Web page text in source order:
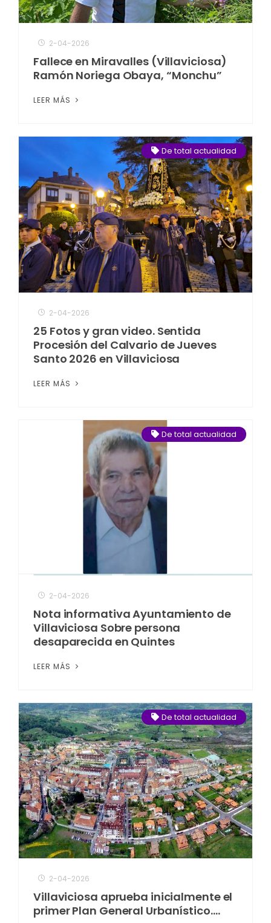
2-04-2026
Fallece en Miravalles (Villaviciosa)
Ramón Noriega Obaya, “Monchu”
LEER MÁS
De total actualidad
2-04-2026
25 Fotos y gran video. Sentida
Procesión del Calvario de Jueves
Santo 2026 en Villaviciosa
LEER MÁS
De total actualidad
2-04-2026
Nota informativa Ayuntamiento de
Villaviciosa Sobre persona
desaparecida en Quintes
LEER MÁS
De total actualidad
2-04-2026
Villaviciosa aprueba inicialmente el
primer Plan General Urbanístico….